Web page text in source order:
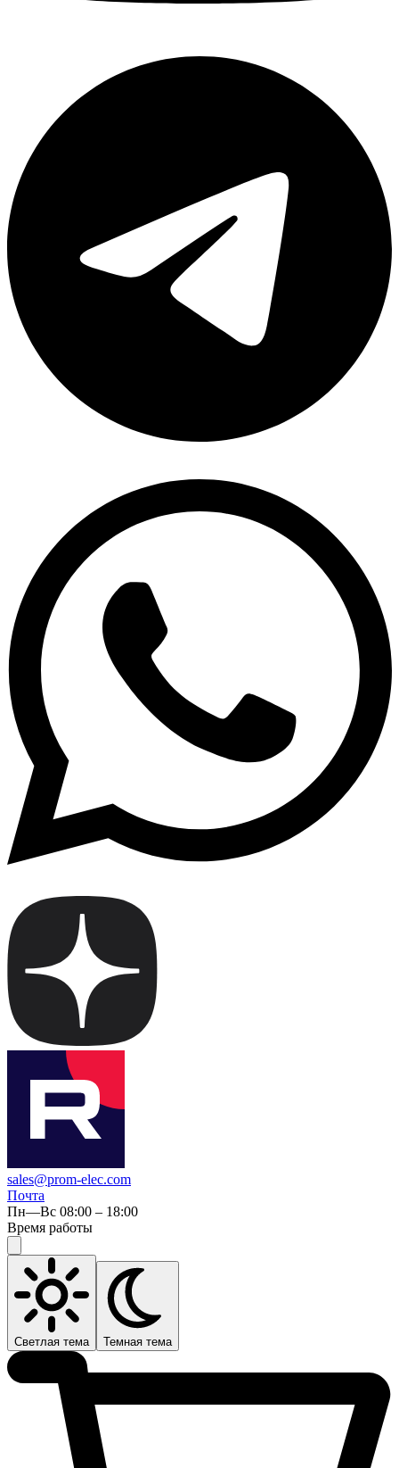
sales@prom-elec.com
Почта
Пн—Вс 08:00 – 18:00
Время работы
Светлая тема Темная тема